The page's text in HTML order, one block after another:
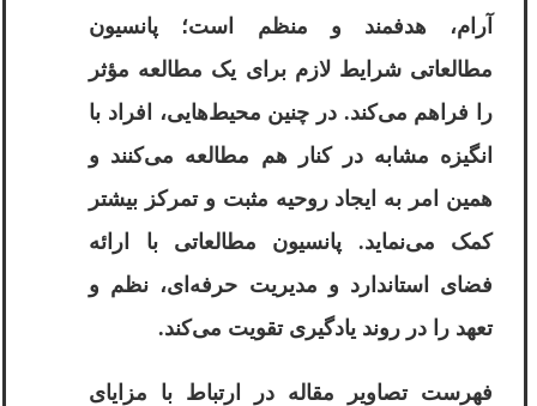
آرام، هدفمند و منظم است؛ پانسیون
مطالعاتی شرایط لازم برای یک مطالعه مؤثر
را فراهم می‌کند. در چنین محیط‌هایی، افراد با
انگیزه مشابه در کنار هم مطالعه می‌کنند و
همین امر به ایجاد روحیه مثبت و تمرکز بیشتر
کمک می‌نماید. پانسیون مطالعاتی با ارائه
فضای استاندارد و مدیریت حرفه‌ای، نظم و
تعهد را در روند یادگیری تقویت می‌کند.
فهرست تصاویر مقاله در ارتباط با مزایای